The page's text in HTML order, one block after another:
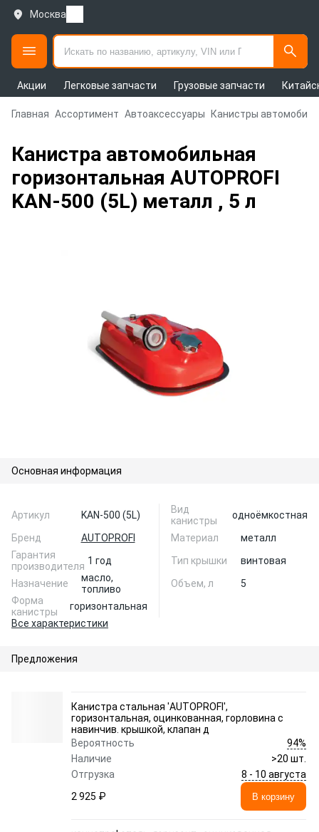
Москва
Акции Легковые запчасти Грузовые запчасти
Главная Ассортимент Автоаксессуары Канистры
Канистра автомобильная
горизонтальная AUTOPROFI
KAN-500 (5L) металл , 5 л
Основная информация
Артикул
KAN-500 (5L)
Бренд
AUTOPROFI
Гарантия
производителя 1 год
Назначение
масло,
топливо
Форма
канистры
горизонтальная
Вид
канистры
одноёмкостная
Материал
металл
Тип крышки
винтовая
Объем, л
5
Все характеристики
Предложения
Канистра стальная 'AUTOPROFI',
горизонтальная, оцинкованная, горловина с
навинчив. крышкой, клапан д
Вероятность
94%
Наличие
>20 шт.
Отгрузка
8 - 10 августа
2 925 ₽
В корзину